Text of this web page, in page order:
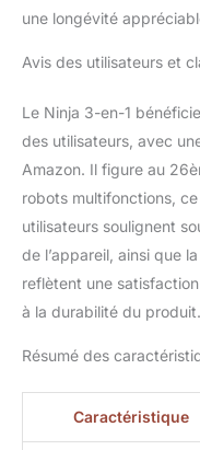
une longévité
Avis des utilisateurs et
Le Ninja 3-en-1
des utilisateurs, avec
Amazon. Il figure au
robots multifonctions,
utilisateurs soulignent
de l’appareil, ainsi que
reflètent une
à la durabilité du produit.
Résumé des
Caractéristique